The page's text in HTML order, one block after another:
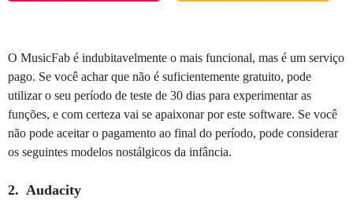
O MusicFab é indubitavelmente o mais funcional, mas é um serviço
pago. Se você achar que não é suficientemente gratuito, pode
utilizar o seu período de teste de 30 dias para experimentar as
funções, e com certeza vai se apaixonar por este software. Se você
não pode aceitar o pagamento ao final do período, pode considerar
os seguintes modelos nostálgicos da infância.
2. Audacity